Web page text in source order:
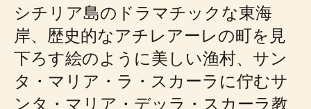
シチリア島のドラマチックな東海
岸、歴史的なアチレアーレの町を見
下ろす絵のように美しい渔村、サン
タ・マリア・ラ・スカーラに佇むサ
ンタ・マリア・デッラ・スカーラ教